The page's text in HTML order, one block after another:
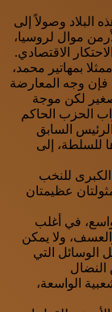
البلاد وصولاً إلى
موال لروسيا،
الاقتصادي.
بمهاتير محمد،
فإن وجه المعارضة
لكن موجة
الحزب الحاكم
السابق
للسلطة، إلى
الكبرى للنخب
عظيمتان
واسع، في أغلب
ولا يمكن
الوسائل التي
النضال
الواسعة،